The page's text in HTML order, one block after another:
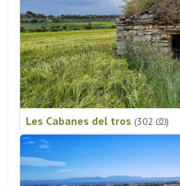
Les Cabanes del tros (302 )